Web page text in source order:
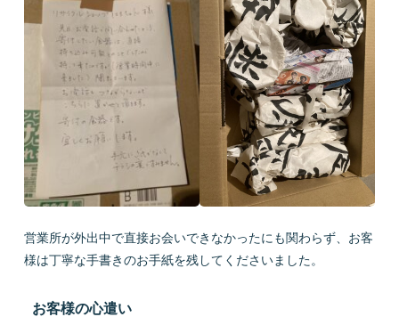
営業所が外出中で直接お会いできなかったにも関わらず、お客
様は丁寧な手書きのお手紙を残してくださいました。
お客様の心遣い